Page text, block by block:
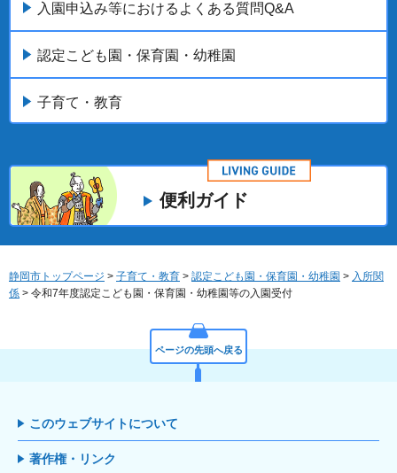
入園申込み等におけるよくある質問Q&A
認定こども園・保育園・幼稚園
子育て・教育
便利ガイド
静岡市トップページ > 子育て・教育 > 認定こども園・保育園・幼稚園 > 入所関
係 > 令和7年度認定こども園・保育園・幼稚園等の入園受付
ページの先頭へ戻る
このウェブサイトについて
著作権・リンク